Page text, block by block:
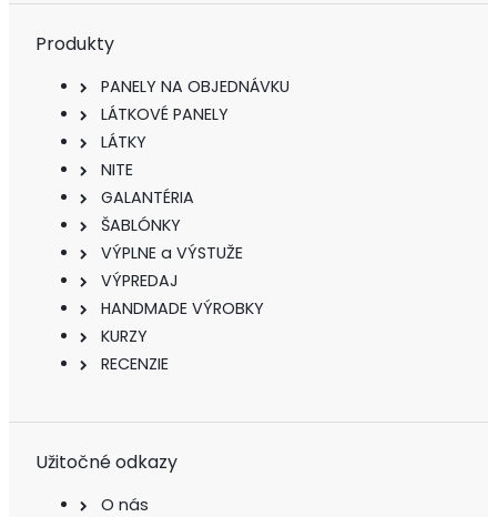
Produkty
PANELY NA OBJEDNÁVKU
LÁTKOVÉ PANELY
LÁTKY
NITE
GALANTÉRIA
ŠABLÓNKY
VÝPLNE a VÝSTUŽE
VÝPREDAJ
HANDMADE VÝROBKY
KURZY
RECENZIE
Užitočné odkazy
O nás